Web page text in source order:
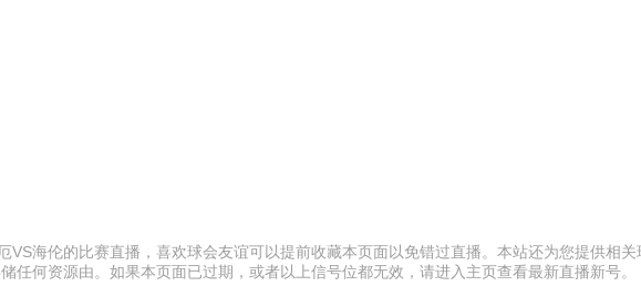
海伦的比赛直播，喜欢球会友谊可以提前收藏本页面以免错过直播。本站还为您提供相关
何资源由。如果本页面已过期，或者以上信号位都无效，请进入主页查看最新直播新号。